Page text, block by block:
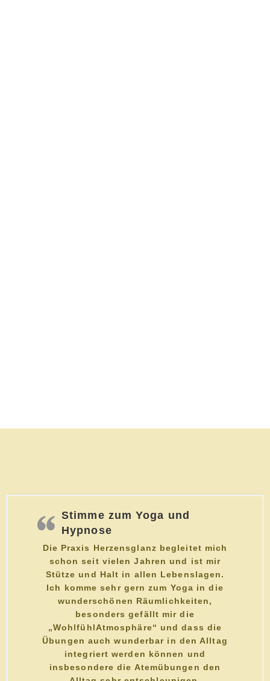
Stimme zum Yoga und
Hypnose
Die Praxis Herzensglanz begleitet mich
schon seit vielen Jahren und ist mir
Stütze und Halt in allen Lebenslagen.
Ich komme sehr gern zum Yoga in die
wunderschönen Räumlichkeiten,
besonders gefällt mir die
„WohlfühlAtmosphäre“ und dass die
Übungen auch wunderbar in den Alltag
integriert werden können und
insbesondere die Atemübungen den